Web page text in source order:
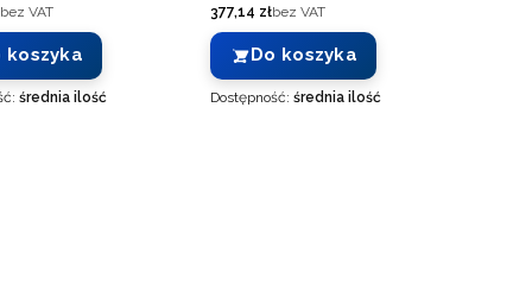
bez VAT
koszyka
średnia ilość
Cena
377,14 złbez VAT
Do koszyka
Dostępność: średnia ilość